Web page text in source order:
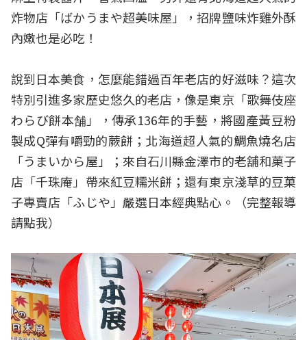
炸物店「ばかうまや超美味屋」，招牌鹽味炸雞外酥
內嫩也是必吃！
說到日本美食，怎麼能錯過百年老店的好滋味？這次
特別引進多家歷史悠久的老店，像是東京「歌舞伎座
わらび餅本舗」，傳承136年的手藝，將國產黃豆粉
製成Q彈有嚼勁的蕨餅；北海道超人氣的鯛魚燒名店
「うまいから屋」；來自石川縣金澤市的老舖和菓子
店「千珠庵」帶來紅豆糯米餅；還有東京淺草的豆菓
子專賣店「ふじや」嚴選日本經典點心。（完整報導
請點我）